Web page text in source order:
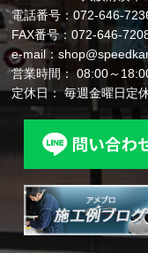
電話番号：072-646-
FAX番号：072-646-
e-mail：
営業時間： 08:00～
定休日： 毎週金曜日定